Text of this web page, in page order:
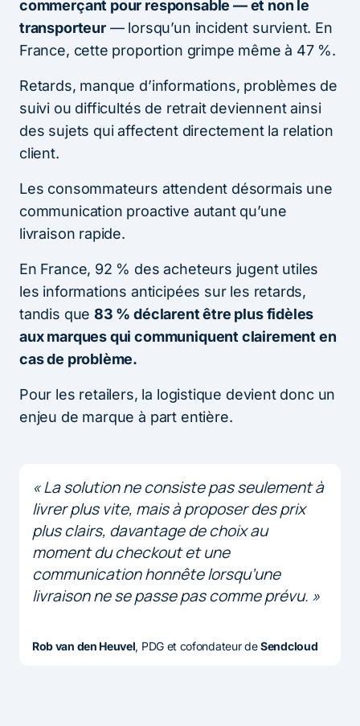
commerçant pour responsable — et non le
transporteur— lorsqu’un incident survient. En
France, cette proportion grimpe même à 47 %.
Retards, manque d’informations, problèmes de
suivi ou difficultés de retrait deviennent ainsi
des sujets qui affectent directement la relation
client.
Les consommateurs attendent désormais une
communication proactive autant qu’une
livraison rapide.
En France, 92 % des acheteurs jugent utiles
les informations anticipées sur les retards,
tandis que83 % déclarent être plus fidèles
aux marques qui communiquent clairement en
cas de problème.
Pour les retailers, la logistique devient donc un
enjeu de marque à part entière.
« La solution ne consiste pas seulement à
livrer plus vite, mais à proposer des prix
plus clairs, davantage de choix au
moment du checkout et une
communication honnête lorsqu’une
livraison ne se passe pas comme prévu. »
Rob van den Heuvel, PDG et cofondateur deSendcloud